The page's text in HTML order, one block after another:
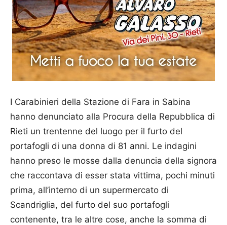
I Carabinieri della Stazione di Fara in Sabina
hanno denunciato alla Procura della Repubblica di
Rieti un trentenne del luogo per il furto del
portafogli di una donna di 81 anni. Le indagini
hanno preso le mosse dalla denuncia della signora
che raccontava di esser stata vittima, pochi minuti
prima, all’interno di un supermercato di
Scandriglia, del furto del suo portafogli
contenente, tra le altre cose, anche la somma di